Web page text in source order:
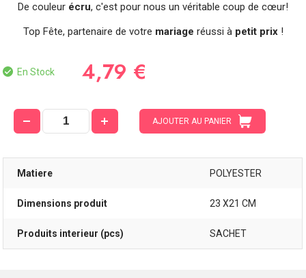
De couleur écru, c'est pour nous un véritable coup de cœur!
Top Fête, partenaire de votre mariage réussi à petit prix!
En Stock 4,79 €
AJOUTER AU PANIER
Matiere POLYESTER
Dimensions produit 23 X21 CM
Produits interieur (pcs) SACHET